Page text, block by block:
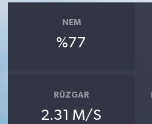
NEM
%77
RÜZGAR
2.31 M/S